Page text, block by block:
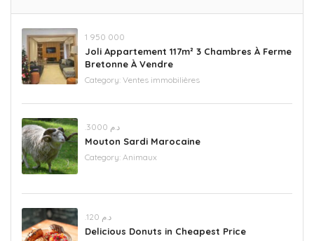
‪1 950 000‬
Joli Appartement 117m² 3 Chambres À Ferme
Bretonne À Vendre
Category: Ventes immobilières
.د.م 3000
Mouton Sardi Marocaine
Category: Animaux
.د.م 120
Delicious Donuts in Cheapest Price